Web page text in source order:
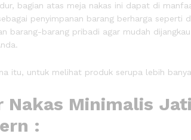
bagian atas meja nakas ini dapat di
penyimpanan barang berharga
barang-barang pribadi agar mudah
itu, untuk melihat produk serupa lebih
Nakas Minimalis
: